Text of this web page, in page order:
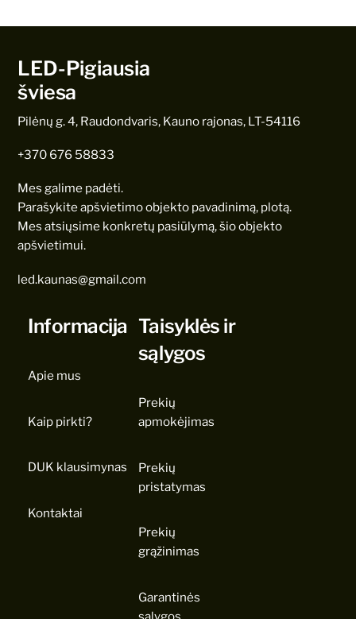
LED-Pigiausia
šviesa
Pilėnų g. 4, Raudondvaris, Kauno rajonas, LT-54116
+370 676 58833
Mes galime padėti.
Parašykite apšvietimo objekto pavadinimą, plotą.
Mes atsiųsime konkretų pasiūlymą, šio objekto
apšvietimui.
led.kaunas@gmail.com
Informacija
Apie mus
Kaip pirkti?
DUK klausimynas
Kontaktai
Taisyklės ir
sąlygos
Prekių
apmokėjimas
Prekių
pristatymas
Prekių
grąžinimas
Garantinės